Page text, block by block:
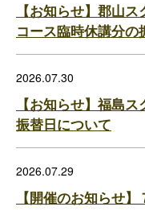
【お知らせ】郡山
コース臨時休講分の
2026.07.30
【お知らせ】福島
振替日について
2026.07.29
【開催のお知らせ